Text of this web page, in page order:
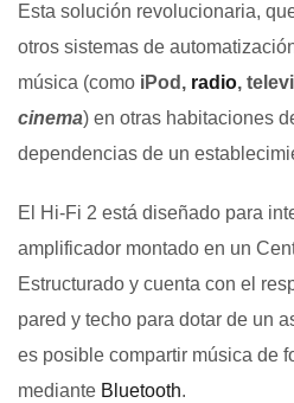
Esta solución revolucionaria,
otros sistemas de
música (como iPod, radio,
cinema) en otras habitaciones
dependencias de un
El Hi-Fi 2 está diseñado para
amplificador montado en un
Estructurado y cuenta con el
pared y techo para dotar de un
es posible compartir música de
mediante Bluetooth.